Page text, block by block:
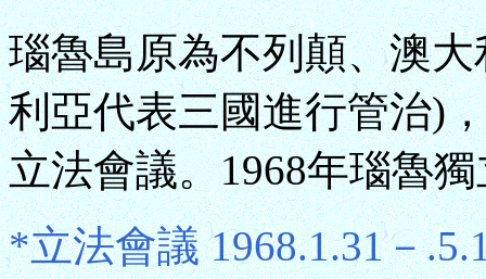
瑙魯島原為不列顛、澳
利亞代表三國進行管治)
立法會議。1968年瑙魯
*立法會議 1968.1.31－